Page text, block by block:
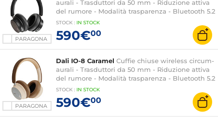
PARAGONA
aurali - Trasduttori da 50 mm - Riduzione attiva
del rumore - Modalità trasparenza - Bluetooth 5.2
aptX Adaptive - Hi-Res Audio - IP52 - Durata
della batteria 35h - Jack/USB-C
STOCK : IN STOCK
590€00
PARAGONA
Dali IO-8 Caramel Cuffie chiuse wireless circum-
aurali - Trasduttori da 50 mm - Riduzione attiva
del rumore - Modalità trasparenza - Bluetooth 5.2
aptX Adaptive - Hi-Res Audio - IP52 - Durata
della batteria 35h - Jack/USB-C
STOCK : IN STOCK
590€00